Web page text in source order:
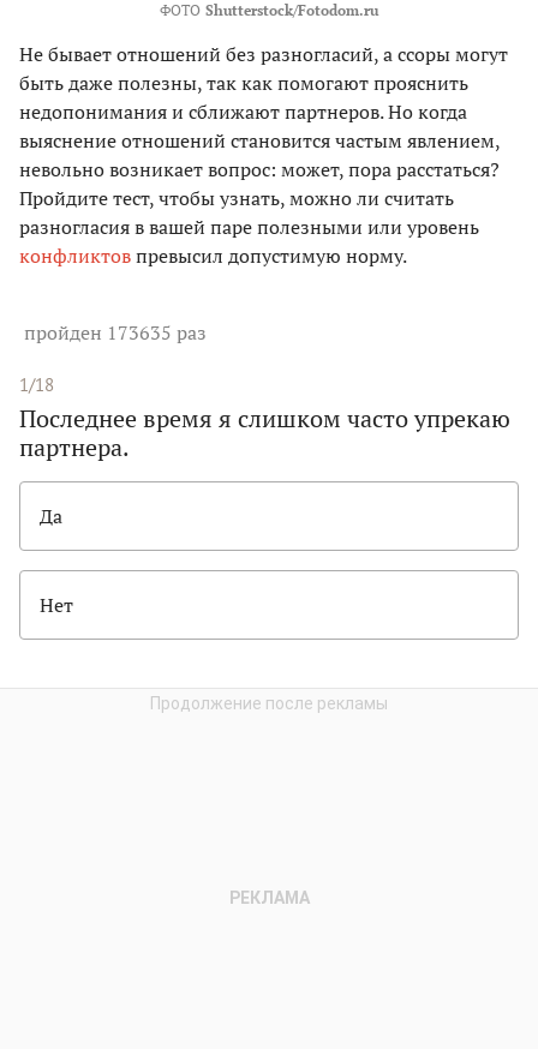
ФОТО Shutterstock/Fotodom.ru
Не бывает отношений без разногласий, а ссоры могут
быть даже полезны, так как помогают прояснить
недопонимания и сближают партнеров. Но когда
выяснение отношений становится частым явлением,
невольно возникает вопрос: может, пора расстаться?
Пройдите тест, чтобы узнать, можно ли считать
разногласия в вашей паре полезными или уровень
конфликтовпревысил допустимую норму.
пройден 173635 раз
1/18
Последнее время я слишком часто упрекаю
партнера.
Да
Нет